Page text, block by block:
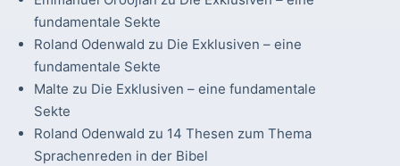
fundamentale Sekte
Roland Odenwald zu Die Exklusiven – eine
fundamentale Sekte
Malte zu Die Exklusiven – eine fundamentale
Sekte
Roland Odenwald zu 14 Thesen zum Thema
Sprachenreden in der Bibel